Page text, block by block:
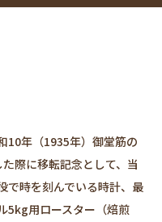
10年（1935年）御堂筋の
際に移転記念として、当
で時を刻んでいる時計、最
5kg用ロースター（焙煎